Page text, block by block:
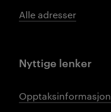
Alle adresser
Nyttige lenker
Opptaksinformasjon